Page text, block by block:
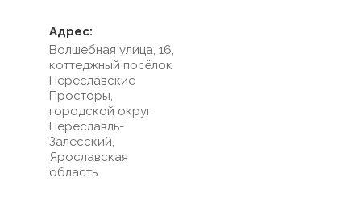
Адрес:
Волшебная улица, 16,
коттеджный посёлок
Переславские
Просторы,
городской округ
Переславль-
Залесский,
Ярославская
область